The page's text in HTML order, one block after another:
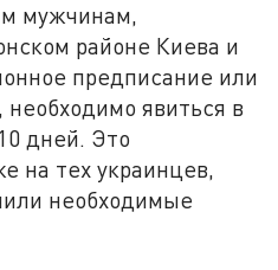
мужчинам,
районе Киева и
предписание или
явиться в
дней. Это
на тех украинцев,
необходимые